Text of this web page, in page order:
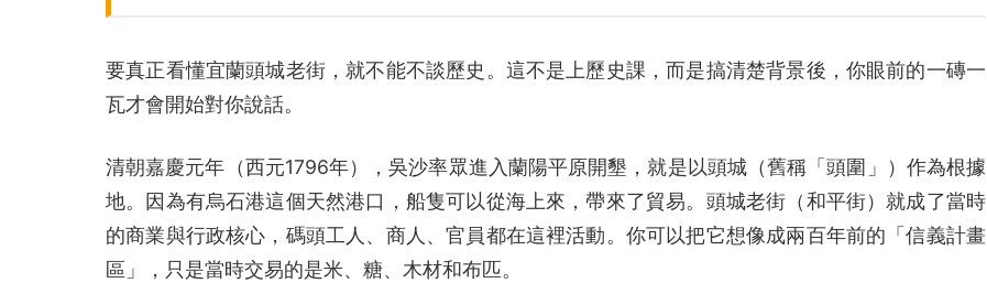
要真正看懂宜蘭頭城老街，就不能不談歷史。這不是上歷史課，而是搞清楚背景後，你眼前的一磚一
瓦才會開始對你說話。
清朝嘉慶元年（西元1796年），吳沙率眾進入蘭陽平原開墾，就是以頭城（舊稱「頭圍」）作為根據
地。因為有烏石港這個天然港口，船隻可以從海上來，帶來了貿易。頭城老街（和平街）就成了當時
的商業與行政核心，碼頭工人、商人、官員都在這裡活動。你可以把它想像成兩百年前的「信義計畫
區」，只是當時交易的是米、糖、木材和布匹。